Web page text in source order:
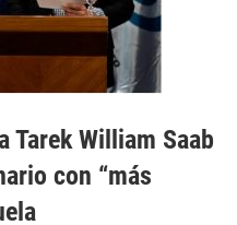
Tarek William Saab
con “más